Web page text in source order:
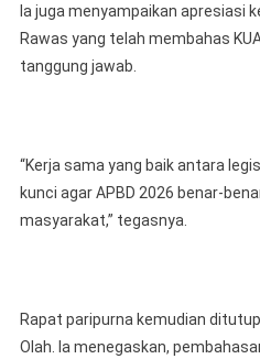
Ia juga menyampaikan apresiasi
Rawas yang telah membahas
tanggung jawab.
“Kerja sama yang baik antara
kunci agar APBD 2026 benar-
masyarakat,” tegasnya.
Rapat paripurna kemudian
Olah. Ia menegaskan,